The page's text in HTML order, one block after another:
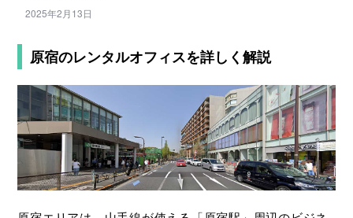
2025年2月13日
原宿のレンタルオフィスを詳しく解説